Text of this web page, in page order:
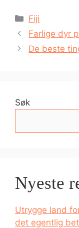
Kategorier
Fiji
Farlige dyr
De beste
Søk
Nyeste
Utrygge land
det egentlig